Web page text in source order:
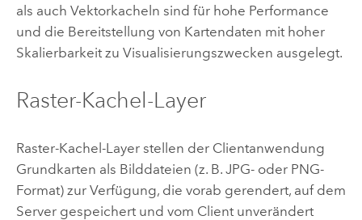
als auch Vektorkacheln sind für hohe Performance
und die Bereitstellung von Kartendaten mit hoher
Skalierbarkeit zu Visualisierungszwecken ausgelegt.
Raster-Kachel-Layer
Raster-Kachel-Layer stellen der Clientanwendung
Grundkarten als Bilddateien (z. B. JPG- oder PNG-
Format) zur Verfügung, die vorab gerendert, auf dem
Server gespeichert und vom Client unverändert